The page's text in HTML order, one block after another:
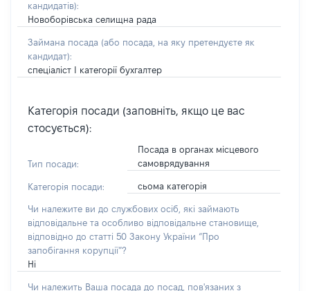
кандидатів):
Новоборівська селищна рада
Займана посада (або посада, на яку претендуєте як
кандидат):
спеціаліст І категорії бухгалтер
Категорія посади (заповніть, якщо це вас
стосується):
Тип посади:
Посада в органах місцевого
самоврядування
Категорія посади: сьома категорія
Чи належите ви до службових осіб, які займають
відповідальне та особливо відповідальне становище,
відповідно до статті 50 Закону України “Про
запобігання корупції”?
Ні
Чи належить Ваша посада до посад, пов'язаних з